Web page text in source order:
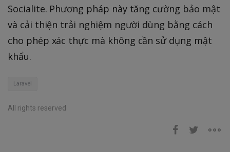
Socialite. Phương pháp này tăng cường bảo mật
và cải thiện trải nghiệm người dùng bằng cách
cho phép xác thực mà không cần sử dụng mật
khẩu.
Laravel
All rights reserved